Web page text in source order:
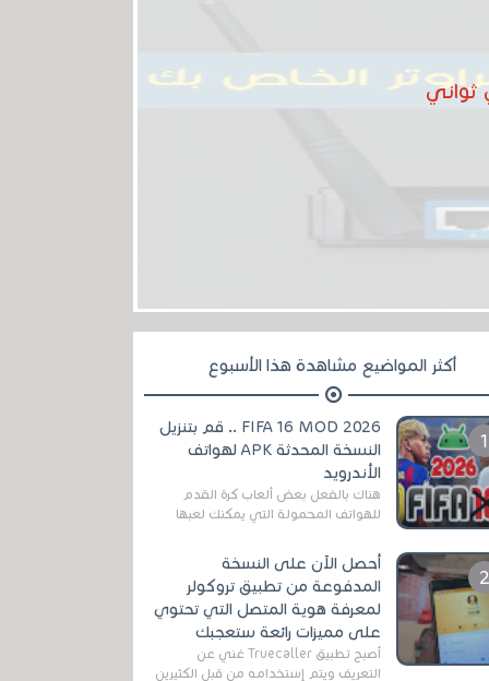
ثواني
أكثر المواضيع مشاهدة هذا الأسبوع
FIFA 16 MOD 2026 .. قم بتنزيل
النسخة المحدثة APK لهواتف
الأندرويد
هناك بالفعل بعض ألعاب كرة القدم
للهواتف المحمولة التي يمكنك لعبها
مثل EA Sports ...
أحصل الآن على النسخة
المدفوعة من تطبيق تروكولر
لمعرفة هوية المتصل التي تحتوي
على مميزات رائعة ستعجبك
أصبح تطبيق Truecaller غني عن
التعريف ويتم إستخدامه من قبل الكثيرين